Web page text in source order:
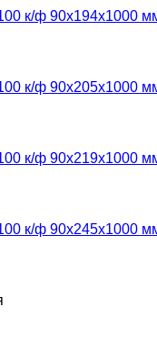
к/ф 90x194x1000
к/ф 90x205x1000
к/ф 90x219x1000
к/ф 90x245x1000